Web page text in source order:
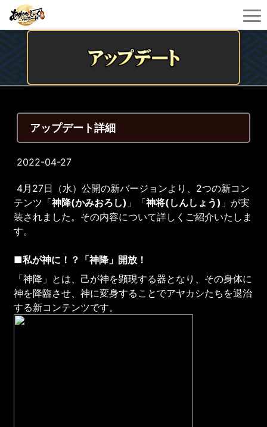
アップデート詳細
2022-04-27
4月27日（水）公開の新バージョンより、2つの新コン
テンツ「神降(かみおろし) 」「神将(しんしょう) 」が実
装されました。その内容について詳しくご紹介いたしま
す。
■私が神に！？「神降」開放！
「神降」とは、己が神を顕現する器となり、その身体に
神を降臨させ、神に変身することでアヤカシたちを退治
する新コンテンツです。